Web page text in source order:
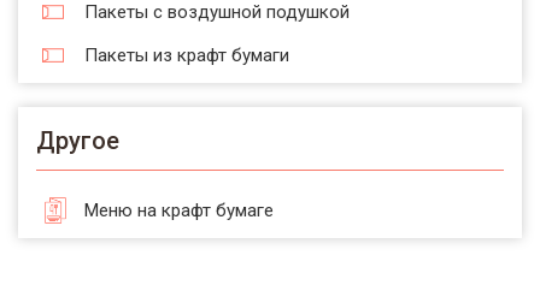
Пакеты с воздушной подушкой
Пакеты из крафт бумаги
Другое
Меню на крафт бумаге